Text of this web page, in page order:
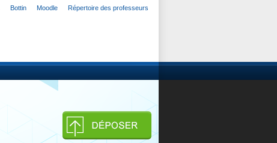
Bottin Moodle Répertoire des professeurs